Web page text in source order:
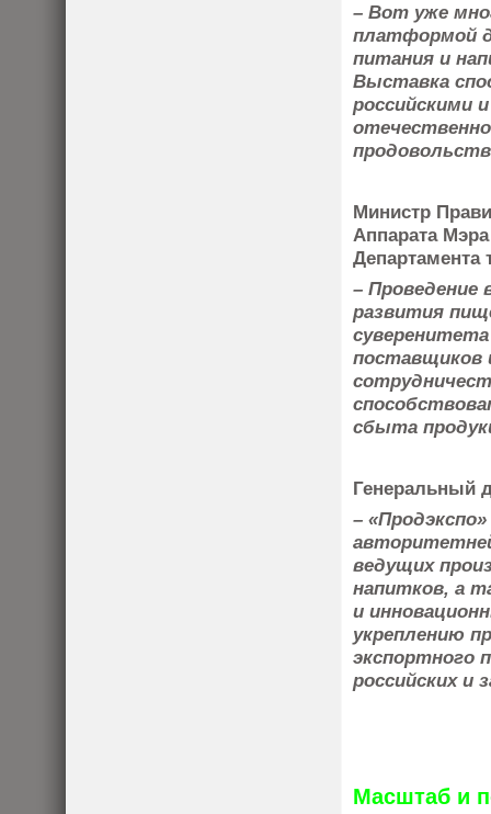
– Вот уже
платформой
питания и
Выставка
российскими
Министр
Аппарата
Департамента
– Проведение
развития
поставщиков
сбыта
Генеральный
–
ведущих
напитков, а
и
укреплению
экспортного
российских и
Масштаб и